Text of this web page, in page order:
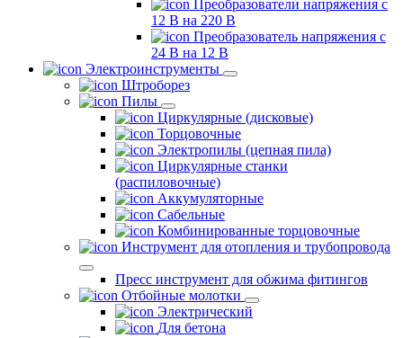
Преобразователи напряжения с
12 В на 220 В
Преобразователь напряжения с
24 В на 12 В
Электроинструменты
Штроборез
Пилы
Циркулярные (дисковые)
Торцовочные
Электропилы (цепная пила)
Циркулярные станки
(распиловочные)
Аккумуляторные
Сабельные
Комбинированные торцовочные
Инструмент для отопления и трубопровода
Пресс инструмент для обжима фитингов
Отбойные молотки
Электрический
Для бетона